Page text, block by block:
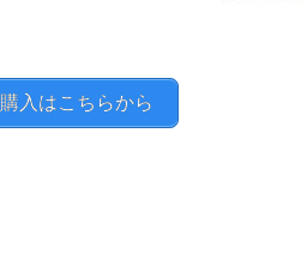
購入はこちらから